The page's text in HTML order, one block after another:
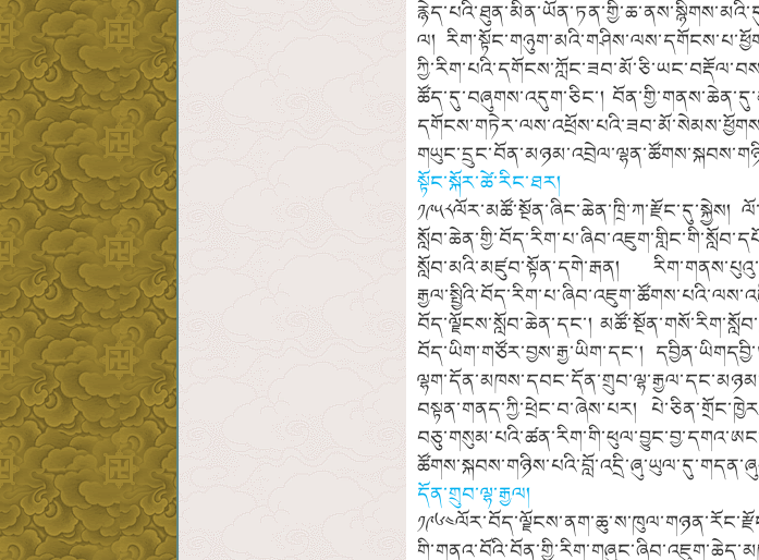
ལ།
ཚོད་དུ་བཞུགས་འདུག་ཅིང་།
སྟོང་སྐོར་ཚེ་རིང་ཐར།
༡༩༥༨ལོར་མཚོ་སྔོན་ཞིང་ཆེན་ཁྲི་ཀ་རྫོང་དུ་སྐྱེས།
སློབ་མའི་མཛུབ་སྟོན་དགེ་རྒན།
བོད་ལྗོངས་སློབ་ཆེན་དང་།
བོད་ཡིག་གཙོར་བྱས་རྒྱ་ཡིག་དང་།
བསྟན་གནད་ཀྱི་ཕྲེང་བ་ཞེས་པར།
དོན་གྲུབ་ལྷ་རྒྱལ།